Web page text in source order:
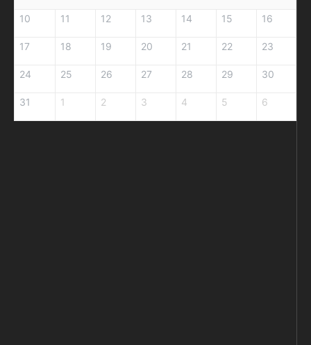
10 11 12 13 14 15 16
17 18 19 20 21 22 23
24 25 26 27 28 29 30
31 1 2 3 4 5 6